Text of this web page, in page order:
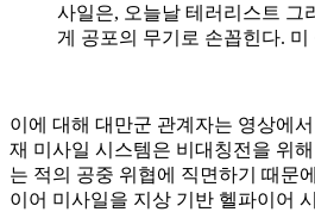
사일은, 오늘날 테러리스트 그
게 공포의 무기로 손꼽힌다. 미
이에 대해 대만군 관계자는 영상에
재 미사일 시스템은 비대칭전을 위
는 적의 공중 위협에 직면하기 때문
이어 미사일을 지상 기반 헬파이어